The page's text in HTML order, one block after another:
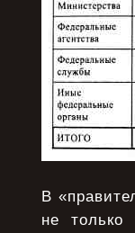
В
не только